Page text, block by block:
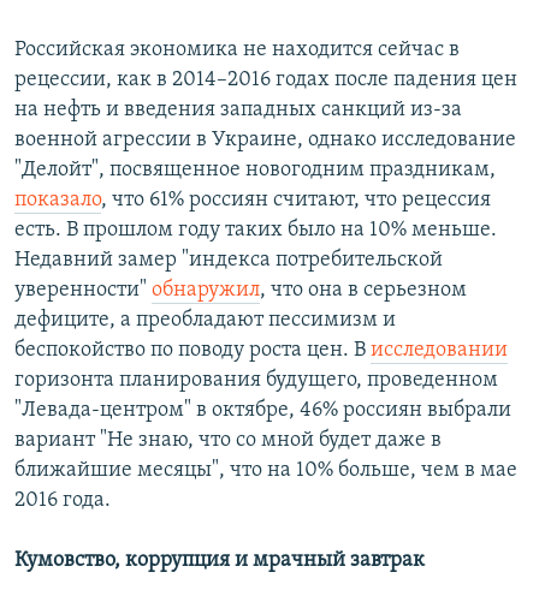
Российская экономика не находится сейчас в
рецессии, как в 2014–2016 годах после падения цен
на нефть и введения западных санкций из-за
военной агрессии в Украине, однако исследование
"Делойт", посвященное новогодним праздникам,
показало, что 61% россиян считают, что рецессия
есть. В прошлом году таких было на 10% меньше.
Недавний замер "индекса потребительской
уверенности" обнаружил, что она в серьезном
дефиците, а преобладают пессимизм и
беспокойство по поводу роста цен. В исследовании
горизонта планирования будущего, проведенном
"Левада-центром" в октябре, 46% россиян выбрали
вариант "Не знаю, что со мной будет даже в
ближайшие месяцы", что на 10% больше, чем в мае
2016 года.
Кумовство, коррупция и мрачный завтрак